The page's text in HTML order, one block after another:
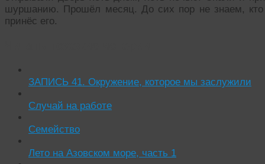
шуршанию. Прошёл месяц. До сих пор не знаем,
принёс его.
ЗАПИСЬ 41. Окружение, которое мы заслужили
Случай на работе
Семейство
Лето на Азовском море, часть 1